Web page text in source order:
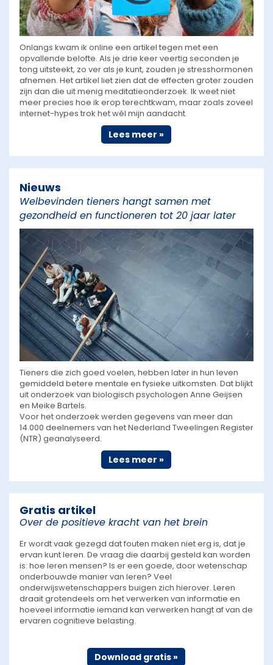
Onlangs kwam ik online een artikel tegen met een
opvallende belofte. Als je drie keer veertig seconden je
tong uitsteekt, zo ver als je kunt, zouden je stresshormonen
afnemen. Het artikel liet zien dat de effecten groter zouden
zijn dan die uit menig meditatieonderzoek. Ik weet niet
meer precies hoe ik erop terechtkwam, maar zoals zoveel
internet-hypes trok het wél mijn aandacht.
Lees meer »
Nieuws
Welbevinden tieners hangt samen met
gezondheid en functioneren tot 20 jaar later
Tieners die zich goed voelen, hebben later in hun leven
gemiddeld betere mentale en fysieke uitkomsten. Dat blijkt
uit onderzoek van biologisch psychologen Anne Geijsen
en Meike Bartels.
Voor het onderzoek werden gegevens van meer dan
14.000 deelnemers van het Nederland Tweelingen Register
(NTR) geanalyseerd.
Lees meer »
Gratis artikel
Over de positieve kracht van het brein
Er wordt vaak gezegd dat fouten maken niet erg is, dat je
ervan kunt leren. De vraag die daarbij gesteld kan worden
is: hoe leren mensen? Is er een goede, door wetenschap
onderbouwde manier van leren? Veel
onderwijswetenschappers buigen zich hierover. Leren
draait grotendeels om het verwerken van informatie en
hoeveel informatie iemand kan verwerken hangt af van de
ervaren cognitieve belasting.
Download gratis »